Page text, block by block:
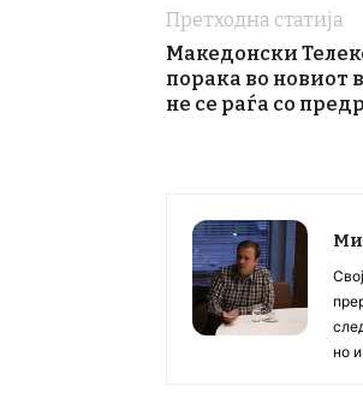
Претходна статија
Македонски
порака во новиот
не се раѓа со
но